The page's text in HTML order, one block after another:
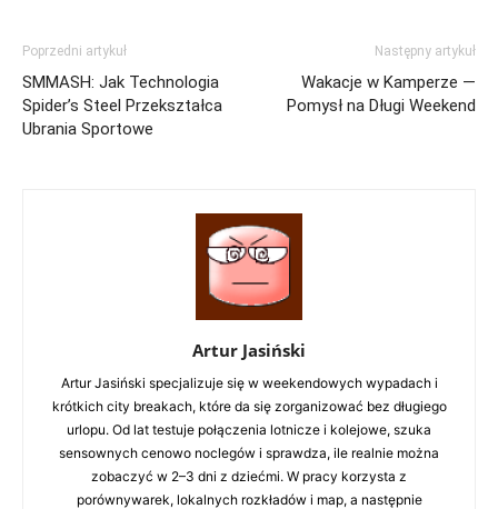
Poprzedni artykuł
SMMASH: Jak Technologia
Spider’s Steel Przekształca
Ubrania Sportowe
Następny artykuł
Wakacje w Kamperze —
Pomysł na Długi Weekend
Artur Jasiński
Artur Jasiński specjalizuje się w weekendowych wypadach i
krótkich city breakach, które da się zorganizować bez długiego
urlopu. Od lat testuje połączenia lotnicze i kolejowe, szuka
sensownych cenowo noclegów i sprawdza, ile realnie można
zobaczyć w 2–3 dni z dziećmi. W pracy korzysta z
porównywarek, lokalnych rozkładów i map, a następnie